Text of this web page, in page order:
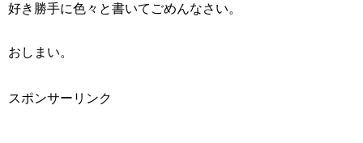
好き勝手に色々と書いてごめんなさい。
おしまい。
スポンサーリンク